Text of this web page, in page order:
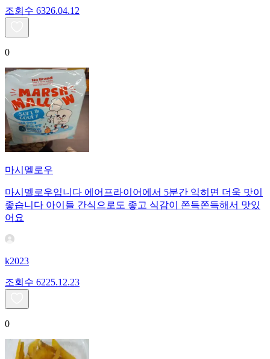
조회수 6326.04.12
0
마시멜로우
마시멜로우입니다 에어프라이어에서 5분간 익히면 더욱 맛이
좋습니다 아이들 간식으로도 좋고 식감이 쫀득쫀득해서 맛있
어요
k2023
조회수 6225.12.23
0